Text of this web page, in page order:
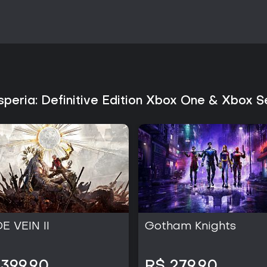
Definitive Edition Xbox One & Xbox
VEIN II Gotham Knights